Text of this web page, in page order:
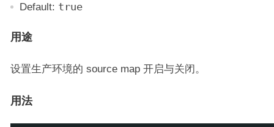
Default: true
用途
设置生产环境的 source map 开启与关闭。
用法